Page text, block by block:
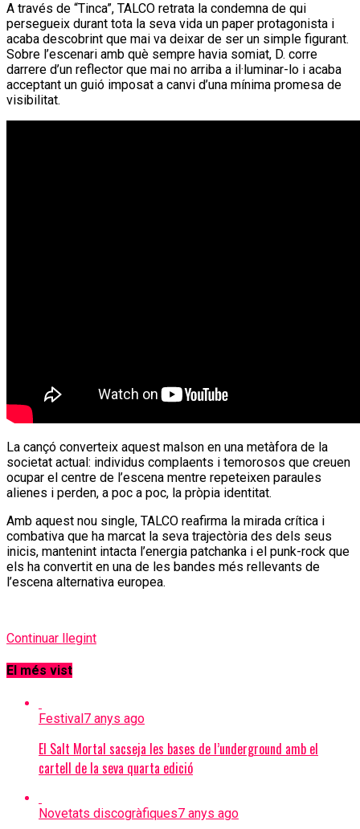
A través de “Tinca”, TALCO retrata la condemna de qui
persegueix durant tota la seva vida un paper protagonista i
acaba descobrint que mai va deixar de ser un simple figurant.
Sobre l’escenari amb què sempre havia somiat, D. corre
darrere d’un reflector que mai no arriba a il·luminar-lo i acaba
acceptant un guió imposat a canvi d’una mínima promesa de
visibilitat.
La cançó converteix aquest malson en una metàfora de la
societat actual: individus complaents i temorosos que creuen
ocupar el centre de l’escena mentre repeteixen paraules
alienes i perden, a poc a poc, la pròpia identitat.
Amb aquest nou single, TALCO reafirma la mirada crítica i
combativa que ha marcat la seva trajectòria des dels seus
inicis, mantenint intacta l’energia patchanka i el punk-rock que
els ha convertit en una de les bandes més rellevants de
l’escena alternativa europea.
Continuar llegint
El més vist
Festival7 anys ago
El Salt Mortal sacseja les bases de l’underground amb el
cartell de la seva quarta edició
Novetats discogràfiques7 anys ago